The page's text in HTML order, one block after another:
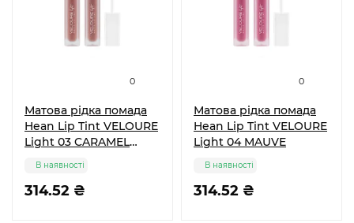
0
Матова рідка помада
Hean Lip Tint VELOURE
Light 03 CARAMEL
314.52 ₴
В наявності
0
Матова рідка помада
Hean Lip Tint VELOURE
Light 04 MAUVE
314.52 ₴
В наявності